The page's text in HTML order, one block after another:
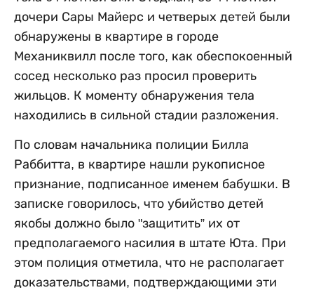
дочери Сары Майерс и четверых детей были
обнаружены в квартире в городе
Механиквилл после того, как обеспокоенный
сосед несколько раз просил проверить
жильцов. К моменту обнаружения тела
находились в сильной стадии разложения.
По словам начальника полиции Билла
Раббитта, в квартире нашли рукописное
признание, подписанное именем бабушки. В
записке говорилось, что убийство детей
якобы должно было "защитить” их от
предполагаемого насилия в штате Юта. При
этом полиция отметила, что не располагает
доказательствами, подтверждающими эти